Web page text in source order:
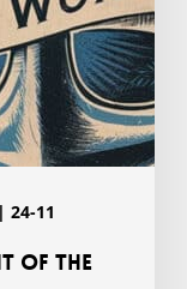
24-11
of the